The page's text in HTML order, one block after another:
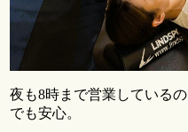
夜も8時まで営業している
でも安心。